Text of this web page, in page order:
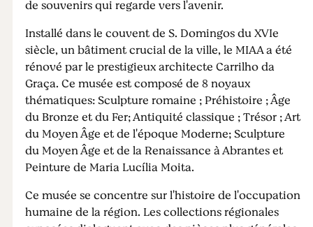
d'Abrantes
de souvenirs qui regarde vers l'avenir.
Installé dans le couvent de S. Domingos du XVIe
siècle, un bâtiment crucial de la ville, le MIAA a été
rénové par le prestigieux architecte Carrilho da
Graça. Ce musée est composé de 8 noyaux
thématiques: Sculpture romaine ; Préhistoire ; Âge
du Bronze et du Fer; Antiquité classique ; Trésor ; Art
du Moyen Âge et de l'époque Moderne; Sculpture
du Moyen Âge et de la Renaissance à Abrantes et
Peinture de Maria Lucília Moita.
Ce musée se concentre sur l'histoire de l'occupation
humaine de la région. Les collections régionales